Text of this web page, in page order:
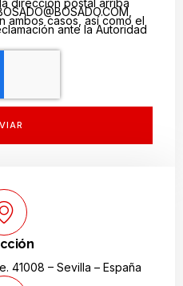
dirección postal arriba
ambos casos, así como el
ante la Autoridad
41008 – Sevilla – España